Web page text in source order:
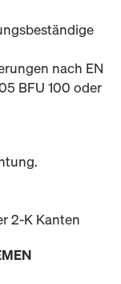
nach EN
BFU 100 oder
2-K Kanten